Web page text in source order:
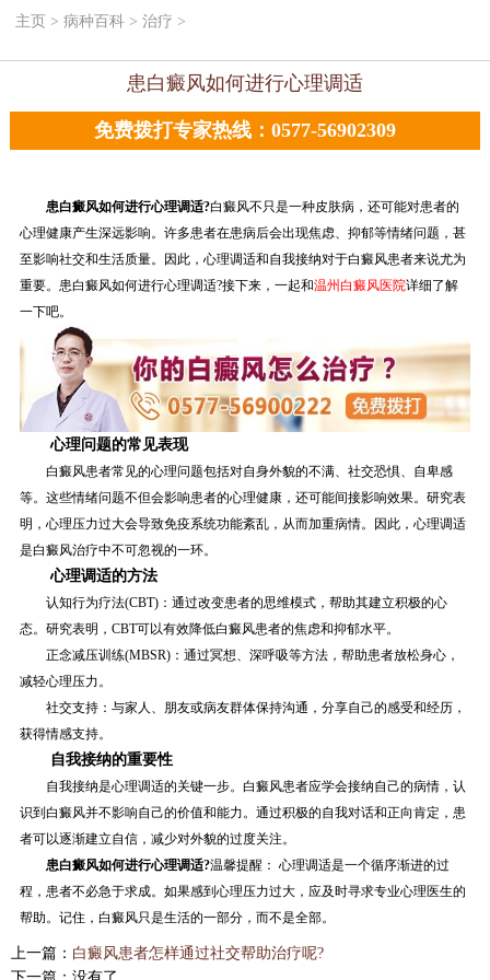
主页 > 病种百科 > 治疗 >
患白癜风如何进行心理调适
免费拨打专家热线：0577-56902309
患白癜风如何进行心理调适?白癜风不只是一种皮肤病，还可能对患者的
心理健康产生深远影响。许多患者在患病后会出现焦虑、抑郁等情绪问题，甚
至影响社交和生活质量。因此，心理调适和自我接纳对于白癜风患者来说尤为
重要。患白癜风如何进行心理调适?接下来，一起和温州白癜风医院详细了解
一下吧。
心理问题的常见表现
白癜风患者常见的心理问题包括对自身外貌的不满、社交恐惧、自卑感
等。这些情绪问题不但会影响患者的心理健康，还可能间接影响效果。研究表
明，心理压力过大会导致免疫系统功能紊乱，从而加重病情。因此，心理调适
是白癜风治疗中不可忽视的一环。
心理调适的方法
认知行为疗法(CBT)：通过改变患者的思维模式，帮助其建立积极的心
态。研究表明，CBT可以有效降低白癜风患者的焦虑和抑郁水平。
正念减压训练(MBSR)：通过冥想、深呼吸等方法，帮助患者放松身心，
减轻心理压力。
社交支持：与家人、朋友或病友群体保持沟通，分享自己的感受和经历，
获得情感支持。
自我接纳的重要性
自我接纳是心理调适的关键一步。白癜风患者应学会接纳自己的病情，认
识到白癜风并不影响自己的价值和能力。通过积极的自我对话和正向肯定，患
者可以逐渐建立自信，减少对外貌的过度关注。
患白癜风如何进行心理调适?温馨提醒： 心理调适是一个循序渐进的过
程，患者不必急于求成。如果感到心理压力过大，应及时寻求专业心理医生的
帮助。记住，白癜风只是生活的一部分，而不是全部。
上一篇： 白癜风患者怎样通过社交帮助治疗呢?